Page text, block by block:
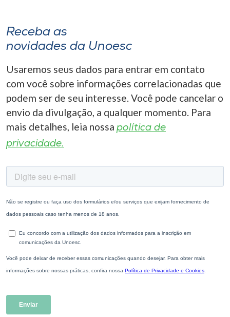
Receba as
novidades da Unoesc
Usaremos seus dados para entrar em contato
com você sobre informações correlacionadas que
podem ser de seu interesse. Você pode cancelar o
envio da divulgação, a qualquer momento. Para
mais detalhes, leia nossa política de
privacidade.